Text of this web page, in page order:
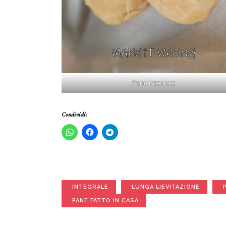
Pane integrale
Condividi:
INTEGRALE LUNGA LIEVITAZIONE
PANE FATTO IN CASA